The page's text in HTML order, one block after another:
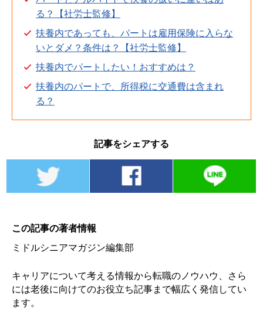
る？【社労士監修】
扶養内であっても、パートは雇用保険に入らな
いとダメ？条件は？【社労士監修】
扶養内でパートしたい！おすすめは？
扶養内のパートで、所得税に交通費は含まれ
る？
記事をシェアする
この記事の著者情報
ミドルシニアマガジン編集部
キャリアについて考える情報から転職のノウハウ、さら
には老後に向けてのお役立ち記事まで幅広く発信してい
ます。